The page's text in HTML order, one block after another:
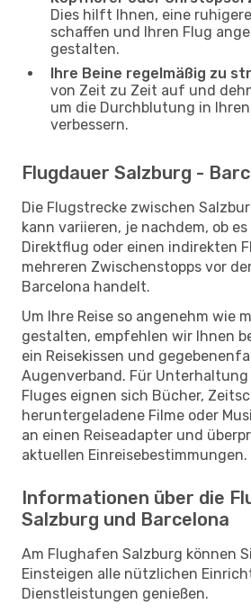
Dies hilft Ihnen, eine
schaffen und Ihren Flug
gestalten.
Ihre Beine regelmäßig zu
von Zeit zu Zeit auf und
um die Durchblutung in
verbessern.
Flugdauer Salzburg -
Die Flugstrecke zwischen
kann variieren, je nachdem, ob
Direktflug oder einen indirekten
mehreren Zwischenstopps vor
Barcelona handelt.
Um Ihre Reise so angenehm wie
gestalten, empfehlen wir Ihnen
ein Reisekissen und
Augenverband. Für
Fluges eignen sich Bücher,
heruntergeladene Filme oder
an einen Reiseadapter und
aktuellen Einreisebestimmungen.
Informationen über die
Salzburg und Barcelona
Am Flughafen Salzburg können
Einsteigen alle nützlichen
Dienstleistungen genießen.